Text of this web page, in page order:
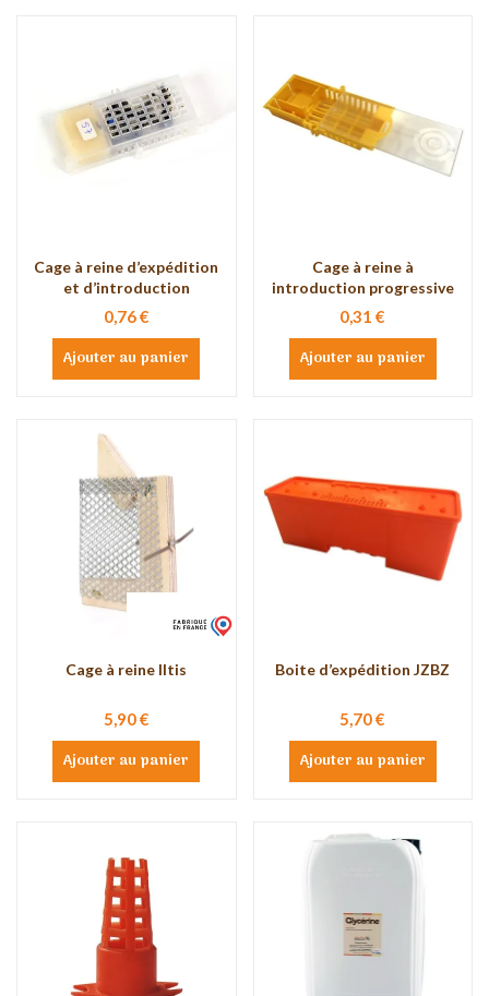
Cage à reine d’expédition
et d’introduction
0,76 €
Ajouter au panier
Cage à reine à
introduction progressive
0,31 €
Ajouter au panier
Cage à reine Iltis
5,90 €
Ajouter au panier
Boite d’expédition JZBZ
5,70 €
Ajouter au panier